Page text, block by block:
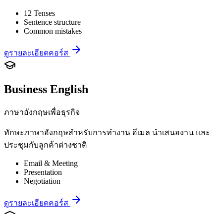
12 Tenses
Sentence structure
Common mistakes
ดูรายละเอียดคอร์ส
Business English
ภาษาอังกฤษเพื่อธุรกิจ
ทักษะภาษาอังกฤษสำหรับการทำงาน อีเมล นำเสนองาน และ
ประชุมกับลูกค้าต่างชาติ
Email & Meeting
Presentation
Negotiation
ดูรายละเอียดคอร์ส